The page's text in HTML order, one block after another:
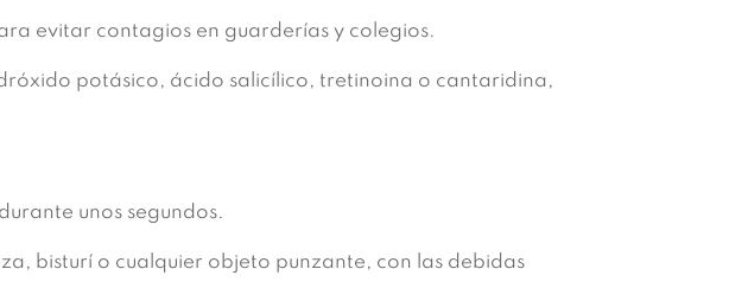
evitar contagios en guarderías y colegios.
potásico, ácido salicílico, tretinoina o cantaridina,
unos segundos.
bisturí o cualquier objeto punzante, con las debidas